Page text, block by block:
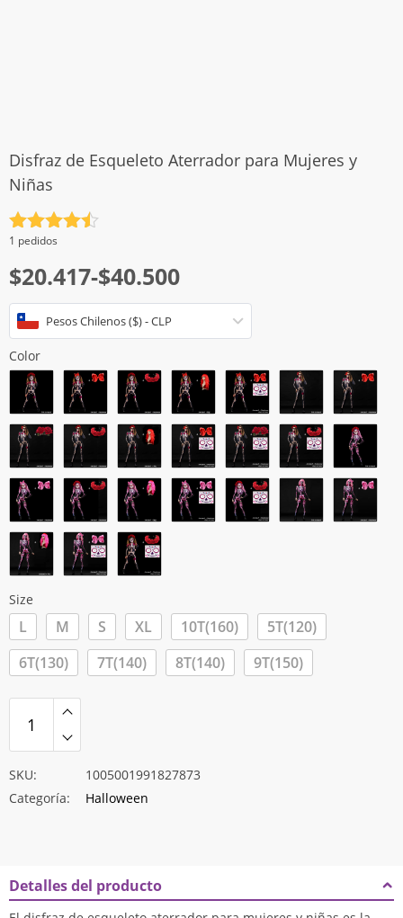
Disfraz de Esqueleto Aterrador para Mujeres y
Niñas
Valorado
con
de 5
1 pedidos
$20.417-$40.500
Rango
de
precios:
desde
$20.417
hasta
$40.500
Pesos Chilenos ($) - CLP
Color
Size
L M S XL 10T(160)
5T(120)
6T(130)
7T(140) 8T(140) 9T(150)
SKU:
1005001991827873
Categoría:
Halloween
Detalles del producto